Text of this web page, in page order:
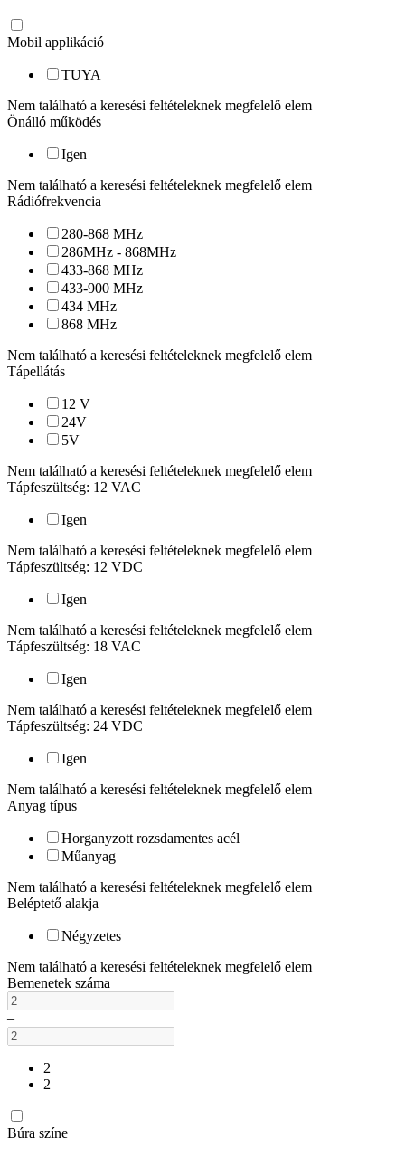
Mobil applikáció
TUYA
Nem található a keresési feltételeknek megfelelő elem
Önálló működés
Igen
Nem található a keresési feltételeknek megfelelő elem
Rádiófrekvencia
280-868 MHz
286MHz - 868MHz
433-868 MHz
433-900 MHz
434 MHz
868 MHz
Nem található a keresési feltételeknek megfelelő elem
Tápellátás
12 V
24V
5V
Nem található a keresési feltételeknek megfelelő elem
Tápfeszültség: 12 VAC
Igen
Nem található a keresési feltételeknek megfelelő elem
Tápfeszültség: 12 VDC
Igen
Nem található a keresési feltételeknek megfelelő elem
Tápfeszültség: 18 VAC
Igen
Nem található a keresési feltételeknek megfelelő elem
Tápfeszültség: 24 VDC
Igen
Nem található a keresési feltételeknek megfelelő elem
Anyag típus
Horganyzott rozsdamentes acél
Műanyag
Nem található a keresési feltételeknek megfelelő elem
Beléptető alakja
Négyzetes
Nem található a keresési feltételeknek megfelelő elem
Bemenetek száma
–
2
2
Búra színe